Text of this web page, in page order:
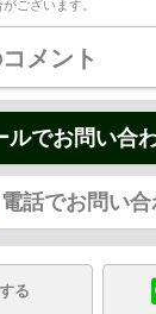
ございます。
メント
ルでお問い合
電話でお問い
る